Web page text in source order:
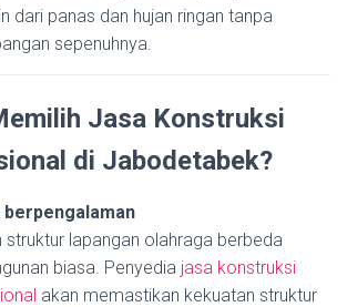
dari panas dan hujan ringan tanpa
sepenuhnya.
Jasa Konstruksi
di Jabodetabek?
struktur lapangan olahraga berbeda
biasa. Penyedia jasa konstruksi
akan memastikan kekuatan struktur